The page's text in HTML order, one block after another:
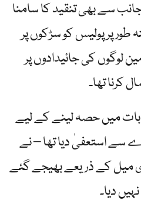
سے بھی تنقید کا سامنا
طور پر پولیس کو سڑکوں پر
لوگوں کی جائیدادوں پر
کرنا تھا۔
میں حصہ لینے کے لیے
سے استعفیٰ دیا تھا – نے
ای میل کے ذریعے بھیجے گئے
دیا۔